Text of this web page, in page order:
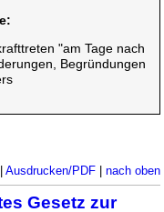
"am Tage nach
Begründungen
Ausdrucken/PDF| nach oben
Gesetz zur